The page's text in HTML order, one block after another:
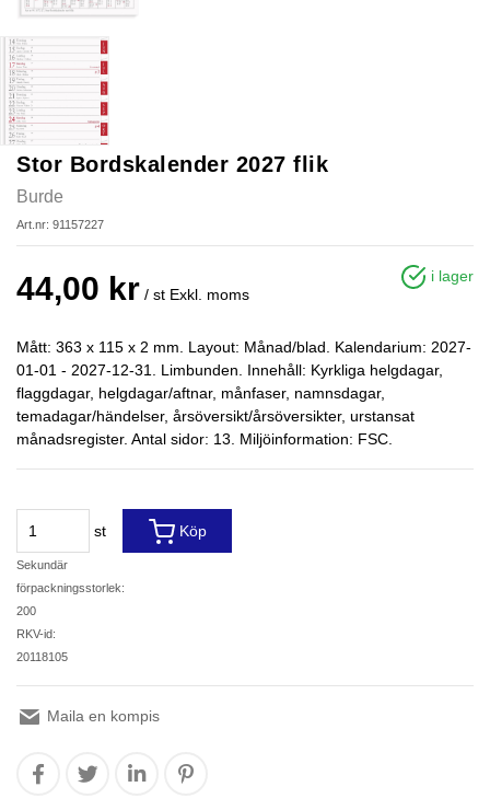
Stor Bordskalender 2027 flik
Burde
Art.nr: 91157227
44,00 kr / st Exkl. moms
i lager
Mått: 363 x 115 x 2 mm. Layout: Månad/blad. Kalendarium: 2027-
01-01 - 2027-12-31. Limbunden. Innehåll: Kyrkliga helgdagar,
flaggdagar, helgdagar/aftnar, månfaser, namnsdagar,
temadagar/händelser, årsöversikt/årsöversikter, urstansat
månadsregister. Antal sidor: 13. Miljöinformation: FSC.
st
Sekundär
förpackningsstorlek:
200
RKV-id:
20118105
Köp
Maila en kompis